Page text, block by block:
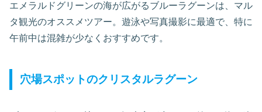
エメラルドグリーンの海が広がるブルーラグーンは、マル
タ観光のオススメツアー。遊泳や写真撮影に最適で、特に
午前中は混雑が少なくおすすめです。
穴場スポットのクリスタルラグーン